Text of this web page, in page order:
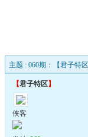
主题 : 060期：【君子特
【君子特区】
侠客